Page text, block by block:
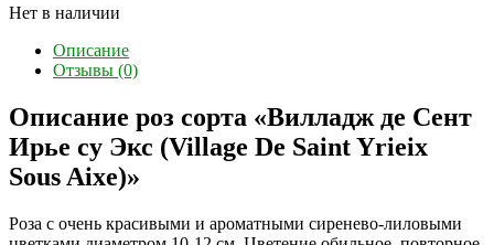
Нет в наличии
Описание
Отзывы (0)
Описание роз сорта «Вилладж де Сент
Ирье су Экс (Village De Saint Yrieix
Sous Aixe)»
Роза с очень красивыми и ароматными сиренево-лиловыми